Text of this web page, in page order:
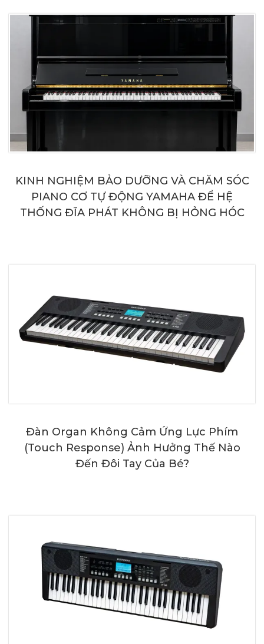
KINH NGHIỆM BẢO DƯỠNG VÀ CHĂM SÓC
PIANO CƠ TỰ ĐỘNG YAMAHA ĐỂ HỆ
THỐNG ĐĨA PHÁT KHÔNG BỊ HỎNG HÓC
Đàn Organ Không Cảm Ứng Lực Phím
(Touch Response) Ảnh Hưởng Thế Nào
Đến Đôi Tay Của Bé?